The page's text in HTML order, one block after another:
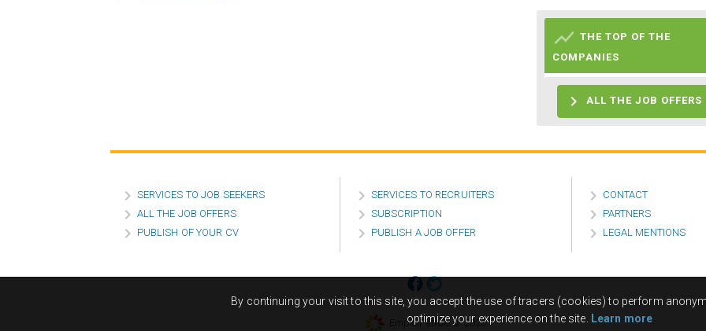
 THE TOP OF THE
COMPANIES
 ALL THE JOB OFFERS
By continuing your visit to this site, you accept the use of tracers (cookies) to perform
optimize your experience on the site.
Learn more
 SERVICES TO JOB SEEKERS
 ALL THE JOB OFFERS
 PUBLISH OF YOUR CV
 SERVICES TO RECRUITERS
 SUBSCRIPTION
 PUBLISH A JOB OFFER
 CONTACT
 PARTNERS
 LEGAL MENTIONS
EmploiPétrole © 2026